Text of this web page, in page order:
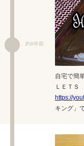
約6年前
自宅で簡
ＬＥＴＳ
https://
キング」